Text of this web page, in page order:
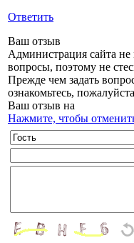
Ответить
Ваш отзыв
Администрация сайта не
вопросы, поэтому не
Прежде чем задать
ознакомьтесь,
Ваш отзыв на
Нажмите, чтобы